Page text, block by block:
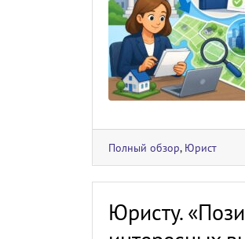
Полный обзор, Юрист
Юристу.